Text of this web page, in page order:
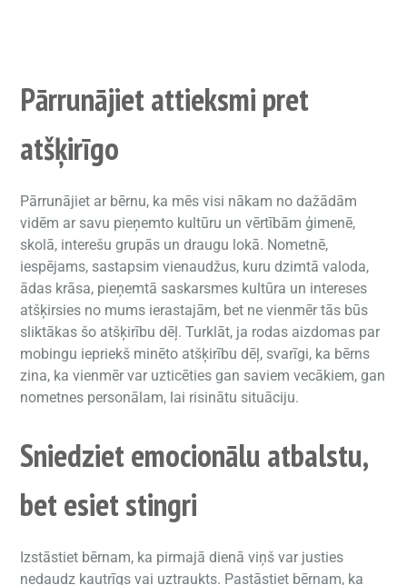
Pārrunājiet attieksmi pret
atšķirīgo
Pārrunājiet ar bērnu, ka mēs visi nākam no dažādām
vidēm ar savu pieņemto kultūru un vērtībām ģimenē,
skolā, interešu grupās un draugu lokā. Nometnē,
iespējams, sastapsim vienaudžus, kuru dzimtā valoda,
ādas krāsa, pieņemtā saskarsmes kultūra un intereses
atšķirsies no mums ierastajām, bet ne vienmēr tās būs
sliktākas šo atšķirību dēļ. Turklāt, ja rodas aizdomas par
mobingu iepriekš minēto atšķirību dēļ, svarīgi, ka bērns
zina, ka vienmēr var uzticēties gan saviem vecākiem, gan
nometnes personālam, lai risinātu situāciju.
Sniedziet emocionālu atbalstu,
bet esiet stingri
Izstāstiet bērnam, ka pirmajā dienā viņš var justies
nedaudz kautrīgs vai uztraukts. Pastāstiet bērnam, ka